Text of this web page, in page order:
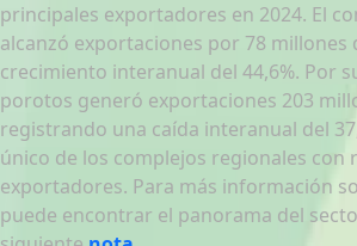
principales exportadores en 2024. El
alcanzó exportaciones por 78 millones
crecimiento interanual del 44,6%. Por
porotos generó exportaciones 203
registrando una caída interanual del
único de los complejos regionales con
exportadores. Para más información
puede encontrar el panorama del